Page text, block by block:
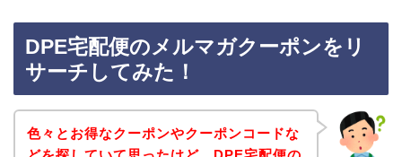
DPE宅配便のメルマガクーポンをリ
サーチしてみた！
色々とお得なクーポンやクーポンコードな